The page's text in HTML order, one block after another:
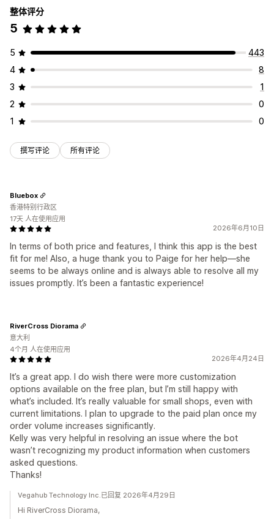
整体评分
5
5
443
4
8
3
1
2
0
1
0
撰写评论 所有评论
2026年6月10日
In terms of both price and features, I think this app is the best
fit for me! Also, a huge thank you to Paige for her help—she
seems to be always online and is always able to resolve all my
issues promptly. It’s been a fantastic experience!
Bluebox
香港特别行政区
17天 人在使用应用
2026年4月24日
It’s a great app. I do wish there were more customization
options available on the free plan, but I’m still happy with
what’s included. It’s really valuable for small shops, even with
current limitations. I plan to upgrade to the paid plan once my
order volume increases significantly.
Kelly was very helpful in resolving an issue where the bot
wasn’t recognizing my product information when customers
asked questions.
Thanks!
RiverCross Diorama
意大利
4个月 人在使用应用
Vegahub Technology Inc.已回复 2026年4月29日
Hi RiverCross Diorama,